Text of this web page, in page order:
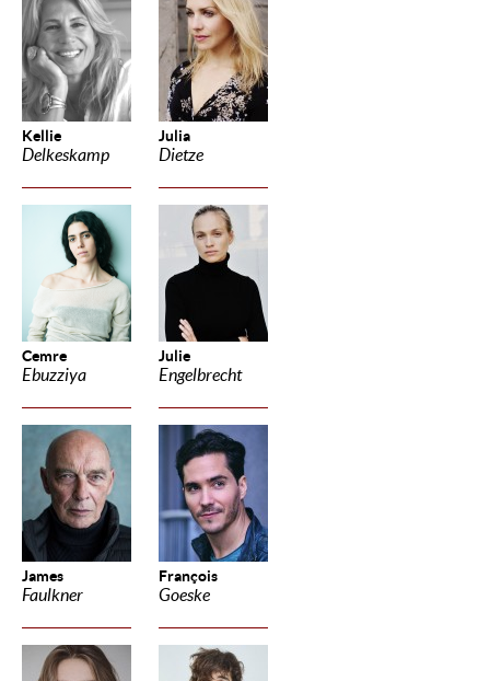
Kellie
Delkeskamp
Julia
Dietze
Cemre
Ebuzziya
Julie
Engelbrecht
James
Faulkner
François
Goeske